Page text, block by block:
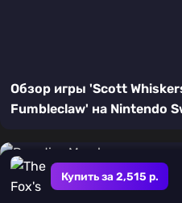
Купить за 2,515 р.
Обзор игры 'Scott
Fumbleclaw' на Nintendo